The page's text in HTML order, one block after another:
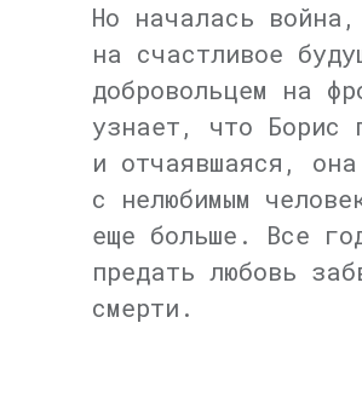
Но началась
на счастливое
добровольцем на
узнает, что Борис
и отчаявшаяся,
с нелюбимым
еще больше. Все
предать любовь
смерти.